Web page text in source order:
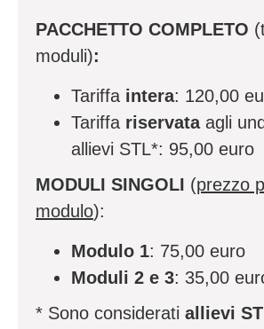
PACCHETTO COMPLETO
moduli):
Tariffa intera: 120,00
Tariffa riservataagli
allievi STL*: 95,00 euro
MODULI SINGOLI (prezzo
modulo):
Modulo 1: 75,00 euro
Moduli 2 e 3: 35,00
* Sono considerati allievi